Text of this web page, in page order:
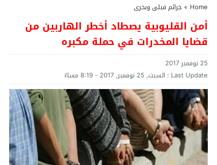
Home
» جرائم قبلى وبحرى
أمن القليوبية يصطاد أخطر الهاربين من
قضايا المخدرات في حملة مكبره
25 نوفمبر 2017
Last Update : السبت, 25 نوفمبر, 2017 - 8:19 مساءً